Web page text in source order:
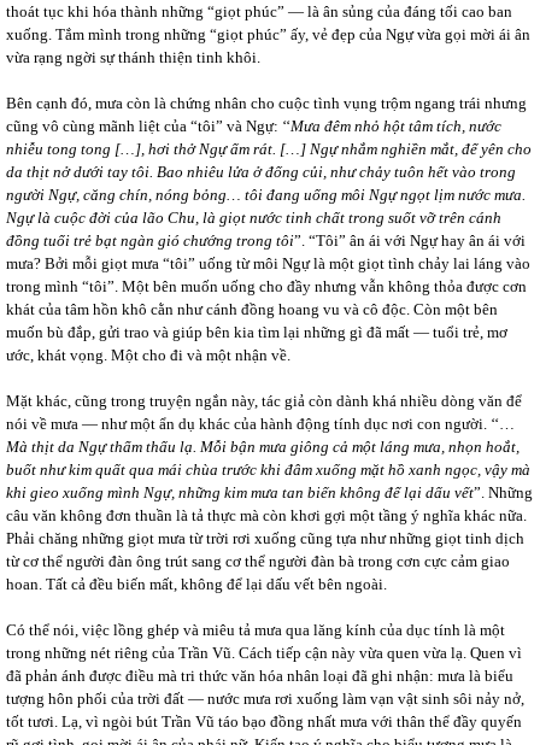
thoát tục khi hóa thành những “giọt phúc” ― là ân sủng của đáng tối cao ban
xuống. Tắm mình trong những “giọt phúc” ấy, vẻ đẹp của Ngự vừa gọi mời ái ân
vừa rạng ngời sự thánh thiện tinh khôi.
Bên cạnh đó, mưa còn là chứng nhân cho cuộc tình vụng trộm ngang trái nhưng
cũng vô cùng mãnh liệt của “tôi” và Ngự: ‘‘Mưa đêm nhỏ hột tâm tích, nước
nhiễu tong tong […], hơi thở Ngự ấm rát. […] Ngự nhắm nghiền mắt, để yên cho
da thịt nở dưới tay tôi. Bao nhiêu lửa ở đống củi, như chảy tuôn hết vào trong
người Ngự, căng chín, nóng bỏng… tôi đang uống môi Ngự ngọt lịm nước mưa.
Ngự là cuộc đời của lão Chu, là giọt nước tinh chất trong suốt vỡ trên cánh
đồng tuổi trẻ bạt ngàn gió chướng trong tôi”. “Tôi” ân ái với Ngự hay ân ái với
mưa? Bởi mỗi giọt mưa “tôi” uống từ môi Ngự là một giọt tình chảy lai láng vào
trong mình “tôi”. Một bên muốn uống cho đầy nhưng vẫn không thỏa được cơn
khát của tâm hồn khô cằn như cánh đồng hoang vu và cô độc. Còn một bên
muốn bù đắp, gửi trao và giúp bên kia tìm lại những gì đã mất ― tuổi trẻ, mơ
ước, khát vọng. Một cho đi và một nhận về.
Mặt khác, cũng trong truyện ngắn này, tác giả còn dành khá nhiều dòng văn để
nói về mưa ― như một ẩn dụ khác của hành động tính dục nơi con người. ‘‘…
Mà thịt da Ngự thẩm thấu lạ. Mỗi bận mưa giông cả một láng mưa, nhọn hoắt,
buốt như kim quất qua mái chùa trước khi đâm xuống mặt hồ xanh ngọc, vậy mà
khi gieo xuống mình Ngự, những kim mưa tan biến không để lại dấu vết”. Những
câu văn không đơn thuần là tả thực mà còn khơi gợi một tầng ý nghĩa khác nữa.
Phải chăng những giọt mưa từ trời rơi xuống cũng tựa như những giọt tinh dịch
từ cơ thể người đàn ông trút sang cơ thể người đàn bà trong cơn cực cảm giao
hoan. Tất cả đều biến mất, không để lại dấu vết bên ngoài.
Có thể nói, việc lồng ghép và miêu tả mưa qua lăng kính của dục tính là một
trong những nét riêng của Trần Vũ. Cách tiếp cận này vừa quen vừa lạ. Quen vì
đã phản ánh được điều mà tri thức văn hóa nhân loại đã ghi nhận: mưa là biểu
tượng hôn phối của trời đất ― nước mưa rơi xuống làm vạn vật sinh sôi nảy nở,
tốt tươi. Lạ, vì ngòi bút Trần Vũ táo bạo đồng nhất mưa với thân thể đầy quyến